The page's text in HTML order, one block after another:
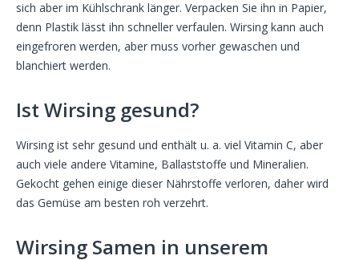
sich aber im Kühlschrank länger. Verpacken Sie ihn in Papier,
denn Plastik lässt ihn schneller verfaulen. Wirsing kann auch
eingefroren werden, aber muss vorher gewaschen und
blanchiert werden.
Ist Wirsing gesund?
Wirsing ist sehr gesund und enthält u. a. viel Vitamin C, aber
auch viele andere Vitamine, Ballaststoffe und Mineralien.
Gekocht gehen einige dieser Nährstoffe verloren, daher wird
das Gemüse am besten roh verzehrt.
Wirsing Samen in unserem